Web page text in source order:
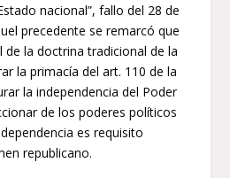
nacional”, fallo del 28 de
precedente se remarcó que
la doctrina tradicional de la
la primacía del art. 110 de la
la independencia del Poder
de los poderes políticos
es requisito
republicano.